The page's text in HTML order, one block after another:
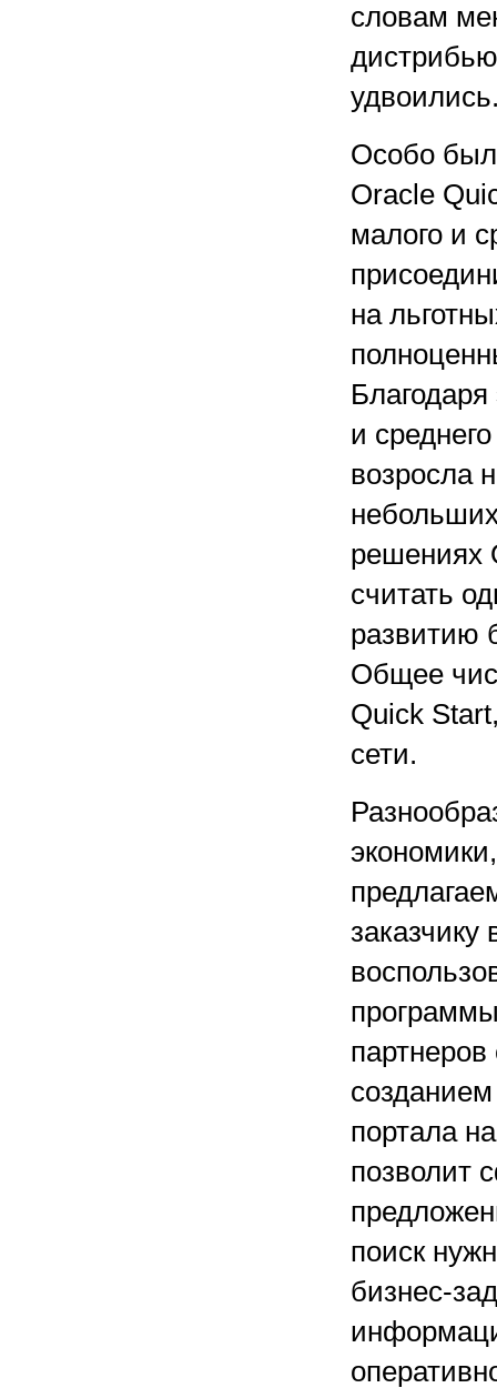
словам
Особо
Oracle
малого и
на
и
возросла
решениях
считать
развитию
Общее
Quick
сети.
заказчику
портала
позволит
поиск
бизнес-